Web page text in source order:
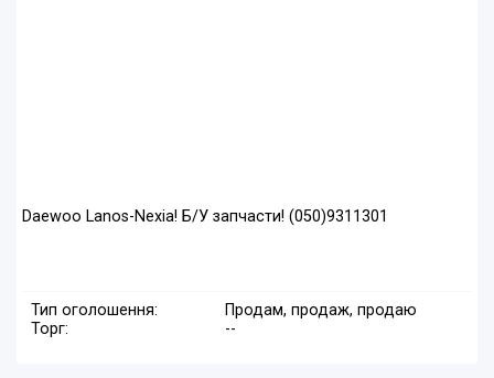
Daewoo Lanos-Nexia! Б/У запчасти! (050)9311301
Тип оголошення:
Продам, продаж, продаю
Торг:
--